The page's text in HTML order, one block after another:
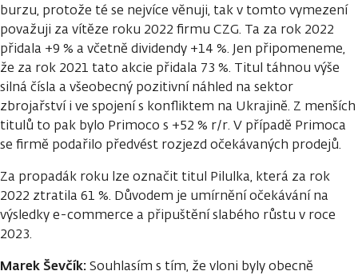
burzu, protože té se nejvíce věnuji, tak v tomto vymezení
považuji za vítěze roku 2022 firmu CZG. Ta za rok 2022
přidala +9 % a včetně dividendy +14 %. Jen připomeneme,
že za rok 2021 tato akcie přidala 73 %. Titul táhnou výše
silná čísla a všeobecný pozitivní náhled na sektor
zbrojařství i ve spojení s konfliktem na Ukrajině. Z menších
titulů to pak bylo Primoco s +52 % r/r. V případě Primoca
se firmě podařilo předvést rozjezd očekávaných prodejů.
Za propadák roku lze označit titul Pilulka, která za rok
2022 ztratila 61 %. Důvodem je umírnění očekávání na
výsledky e-commerce a připuštění slabého růstu v roce
2023.
Marek Ševčík:Souhlasím s tím, že vloni byly obecně